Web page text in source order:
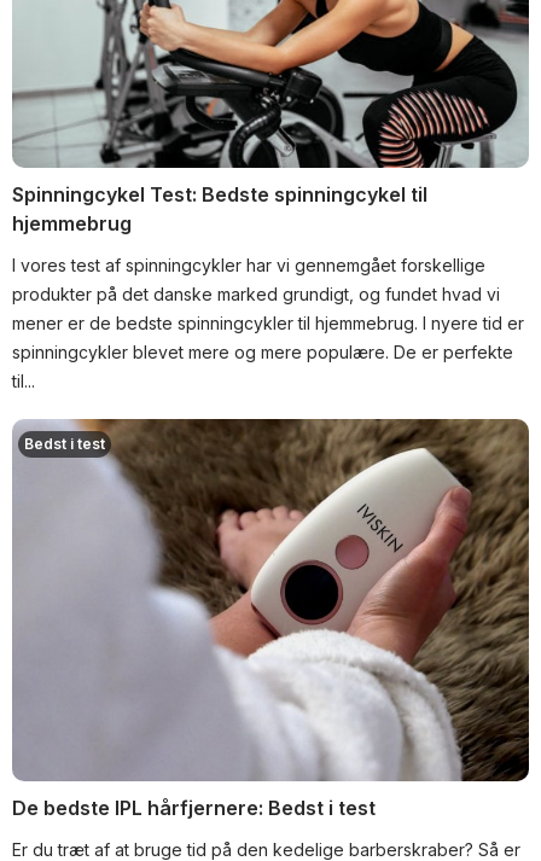
Spinningcykel Test: Bedste spinningcykel til
hjemmebrug
I vores test af spinningcykler har vi gennemgået forskellige
produkter på det danske marked grundigt, og fundet hvad vi
mener er de bedste spinningcykler til hjemmebrug. I nyere tid er
spinningcykler blevet mere og mere populære. De er perfekte
til...
De bedste IPL hårfjernere: Bedst i test
Er du træt af at bruge tid på den kedelige barberskraber? Så er
Bedst i test